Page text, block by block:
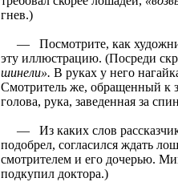
гнев.)
— Посмотрите, как
эту иллюстрацию. (Посреди
шинели». В руках у него
Смотритель же, об­ращенный к
голова, рука, заведенная за
— Из каких слов
подобрел, согласился ждать
смотрителем и его дочерью.
подкупил доктора.)